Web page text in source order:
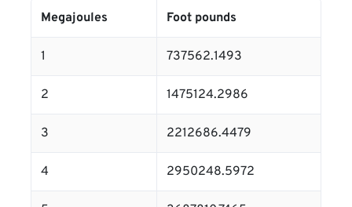
Megajoules Foot pounds
1 737562.1493
2 1475124.2986
3 2212686.4479
4 2950248.5972